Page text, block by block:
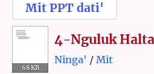
Mit PPT dati'
68 KB
4-Nguluk
Ninga' / Mit